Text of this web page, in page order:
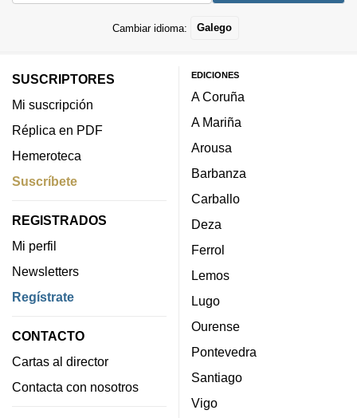
Cambiar idioma: Galego
SUSCRIPTORES
Mi suscripción
Réplica en PDF
Hemeroteca
Suscríbete
REGISTRADOS
Mi perfil
Newsletters
Regístrate
CONTACTO
Cartas al director
Contacta con nosotros
EDICIONES
A Coruña
A Mariña
Arousa
Barbanza
Carballo
Deza
Ferrol
Lemos
Lugo
Ourense
Pontevedra
Santiago
Vigo